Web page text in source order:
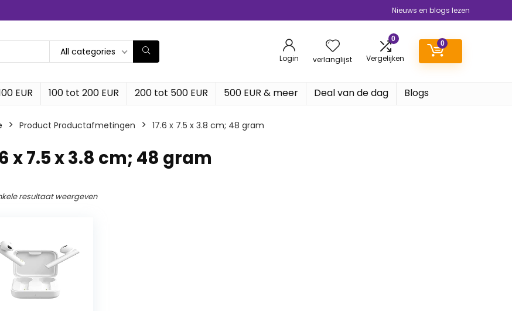
Nieuws en blogs lezen
All categories
Login verlanglijst
0
Vergelijken
0
EUR 100 tot 200 EUR 200 tot 500 EUR 500 EUR & meer Deal van de dag Blogs
Product Productafmetingen ‎17.6 x 7.5 x 3.8 cm; 48 gram
x 7.5 x 3.8 cm; 48 gram
resultaat weergeven